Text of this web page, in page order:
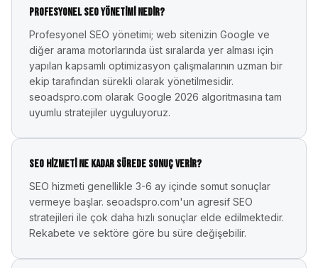
Profesyonel SEO yönetimi nedir?
Profesyonel SEO yönetimi; web sitenizin Google ve
diğer arama motorlarında üst sıralarda yer alması için
yapılan kapsamlı optimizasyon çalışmalarının uzman bir
ekip tarafından sürekli olarak yönetilmesidir.
seoadspro.com olarak Google 2026 algoritmasına tam
uyumlu stratejiler uyguluyoruz.
SEO hizmeti ne kadar sürede sonuç verir?
SEO hizmeti genellikle 3-6 ay içinde somut sonuçlar
vermeye başlar. seoadspro.com'un agresif SEO
stratejileri ile çok daha hızlı sonuçlar elde edilmektedir.
Rekabete ve sektöre göre bu süre değişebilir.